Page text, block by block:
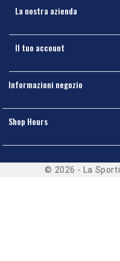
La nostra azienda
Il tuo account
Informazioni negozio
Shop Hours
© 2026 - La